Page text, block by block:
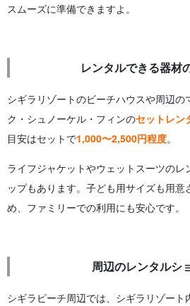
スムーズに準備できますよ。
レンタルできる器材
シギラリゾートのビーチハウスや周辺の
ク・シュノーケル・フィンのセットレン
目安はセットで1,000〜2,500円程度。
ライフジャケットやウェットスーツのレ
ップもあります。子ども用サイズも用意
め、ファミリーでの利用にも安心です。
周辺のレンタルシ
シギラビーチ周辺では、シギラリゾート